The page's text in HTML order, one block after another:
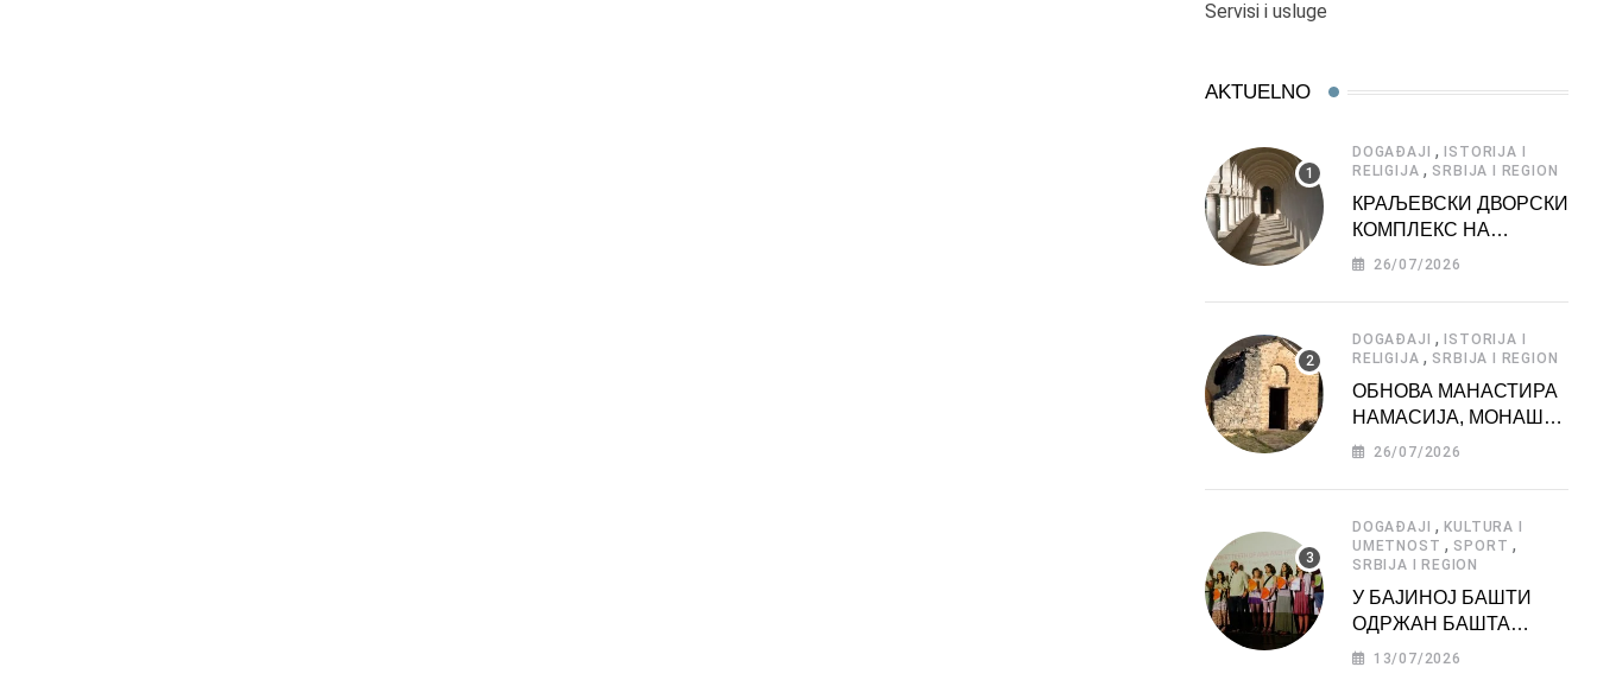
Servisi i usluge
AKTUELNO
DOGAĐAJI , ISTORIJA I
RELIGIJA , SRBIJA I REGION
КРАЉЕВСКИ ДВОРСКИ
КОМПЛЕКС НА
ДЕДИЊУ –
АТРАКЦИЈА
26/07/2026
DOGAĐAJI , ISTORIJA I
RELIGIJA , SRBIJA I REGION
ОБНОВА МАНАСТИРА
НАМАСИЈА, МОНАШКЕ
ЗАДУЖБИНЕ
26/07/2026
DOGAĐAJI ,KULTURA I
UMETNOST , SPORT ,
SRBIJA I REGION
У БАЈИНОЈ БАШТИ
ОДРЖАН БАШТА
ФЕСТ 2026
13/07/2026